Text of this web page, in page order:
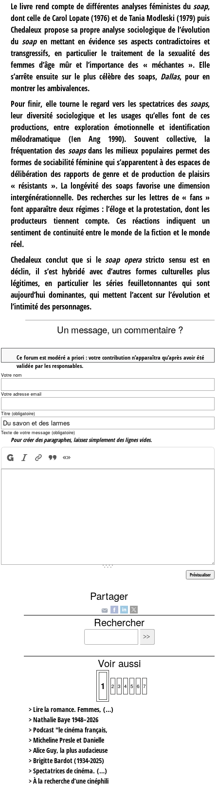
Le livre rend compte de différentes analyses féministes dusoap,
dont celle de Carol Lopate (1976) et de Tania Modleski (1979) puis
Chedaleux propose sa propre analyse sociologique de l’évolution
dusoapen mettant en évidence ses aspects contradictoires et
transgressifs, en particulier le traitement de la sexualité des
femmes d’âge mûr et l’importance des « méchantes ». Elle
s’arrête ensuite sur le plus célèbre des soaps, Dallas, pour en
montrer les ambivalences.
Pour finir, elle tourne le regard vers les spectatrices dessoaps,
leur diversité sociologique et les usages qu’elles font de ces
productions, entre exploration émotionnelle et identification
mélodramatique (Ien Ang 1990). Souvent collective, la
fréquentation des soapsdans les milieux populaires permet des
formes de sociabilité féminine qui s’apparentent à des espaces de
délibération des rapports de genre et de production de plaisirs
« résistants ». La longévité des soaps favorise une dimension
intergénérationnelle. Des recherches sur les lettres de « fans »
font apparaître deux régimes : l’éloge et la protestation, dont les
producteurs tiennent compte. Ces réactions indiquent un
sentiment de continuité entre le monde de la fiction et le monde
réel.
Chedaleux conclut que si lesoap operastricto sensu est en
déclin, il s’est hybridé avec d’autres formes culturelles plus
légitimes, en particulier les séries feuilletonnantes qui sont
aujourd’hui dominantes, qui mettent l’accent sur l’évolution et
l’intimité des personnages.
Un message, un commentaire ?
Ce forum est modéré a priori : votre contribution n’apparaîtra qu’après avoir été
validée par les responsables.
Votre nom
Votre adresse email
Titre (obligatoire)
Texte de votre message (obligatoire)
Pour créer des paragraphes, laissez simplement des lignes vides.
Partager
Rechercher
Voir aussi
1 2 3 4 5 6 7
> Lire la romance. Femmes, (…)
> Nathalie Baye 1948–2026
> Podcast "le cinéma français,
> Micheline Presle et Danielle
> Alice Guy, la plus audacieuse
> Brigitte Bardot (1934-2025)
> Spectatrices de cinéma. (…)
> À la recherche d’une cinéphili